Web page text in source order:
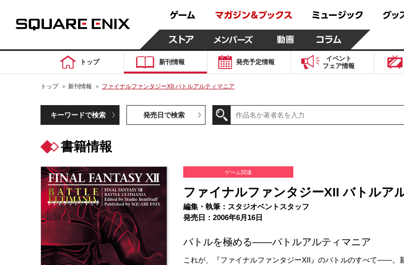
トップ 新刊情報 発売予定情報
イベント
フェア情報
トップ ＞ 新刊情報 ＞ ファイナルファンタジーXII バトルアルティマニア
キーワードで検索 発売日で検索
書籍情報
ゲーム関連
ファイナルファンタジーXII バトルア
編集・執筆：スタジオベントスタッフ
発売日：2006年6月16日
バトルを極める――バトルアルティマニア
これが、『ファイナルファンタジーXII』のバトルのすべて――。